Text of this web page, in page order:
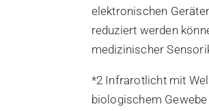
elektronischen
reduziert werden
medizinischer
*2 Infrarotlicht mit
biologischem